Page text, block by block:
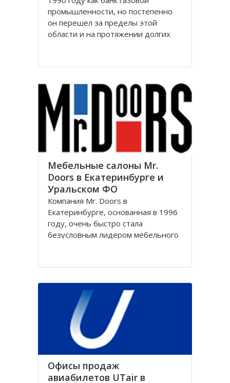
промышленности, но постепенно
он перешел за пределы этой
области и на протяжении долгих
тысяч предприятий практически во
экономики: нефтяной, газовой
Мебельные салоны Mr.
Doors в Екатеринбурге и
Уральском ФО
Компания Mr. Doors в
Екатеринбурге, основанная в 1996
году, очень быстро стала
безусловным лидером мебельного
разработчика принципиально
компания Mr. Doors в
Екатеринбурге первой начала
производить встроенные и
корпусные
Офисы продаж
авиабилетов UTair в